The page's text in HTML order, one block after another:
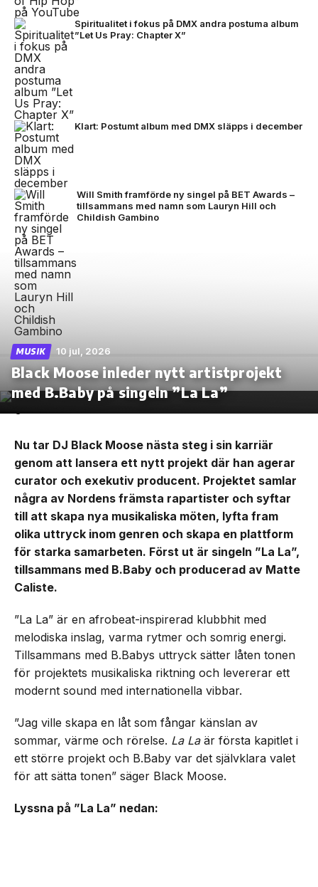
Spiritualitet i fokus på DMX andra postuma album
”Let Us Pray: Chapter X”
Klart: Postumt album med DMX släpps i december
Will Smith framförde ny singel på BET Awards –
tillsammans med namn som Lauryn Hill och
Childish Gambino
MUSIK 10 jul, 2026
Black Moose inleder nytt artistprojekt
med B.Baby på singeln ”La La”
Nu tar DJ Black Moose nästa steg i sin karriär
genom att lansera ett nytt projekt där han agerar
curator och exekutiv producent. Projektet samlar
några av Nordens främsta rapartister och syftar
till att skapa nya musikaliska möten, lyfta fram
olika uttryck inom genren och skapa en plattform
för starka samarbeten. Först ut är singeln ”La La”,
tillsammans med B.Baby och producerad av Matte
Caliste.
”La La” är en afrobeat-inspirerad klubbhit med
melodiska inslag, varma rytmer och somrig energi.
Tillsammans med B.Babys uttryck sätter låten tonen
för projektets musikaliska riktning och levererar ett
modernt sound med internationella vibbar.
”Jag ville skapa en låt som fångar känslan av
sommar, värme och rörelse. La Laär första kapitlet i
ett större projekt och B.Baby var det självklara valet
för att sätta tonen” säger Black Moose.
Lyssna på ”La La” nedan: